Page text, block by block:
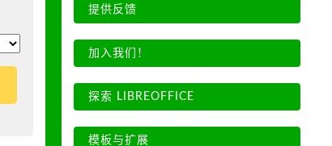
提供反馈
加入我们！
探索 LIBREOFFICE
模板与扩展